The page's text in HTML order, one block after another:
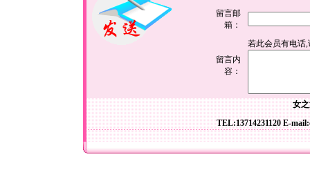
留言邮
箱：
留言内
容：
若此会员有电话
女
TEL:13714231120 E-mail: